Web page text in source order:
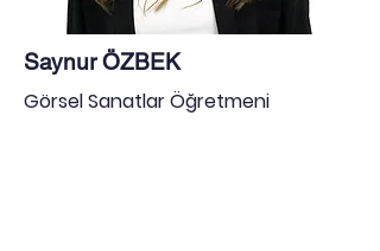
Saynur ÖZBEK
Görsel Sanatlar Öğretmeni